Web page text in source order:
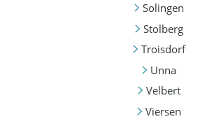
Solingen
Stolberg
Troisdorf
Unna
Velbert
Viersen